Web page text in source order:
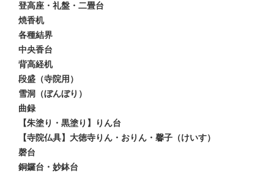
登高座・礼盤・二畳台
焼香机
各種結界
中央香台
背高経机
段盛（寺院用）
雪洞（ぼんぼり）
曲録
【朱塗り・黒塗り】りん台
【寺院仏具】大徳寺りん・おりん・馨子（けいす）
磬台
銅鑼台・妙鉢台